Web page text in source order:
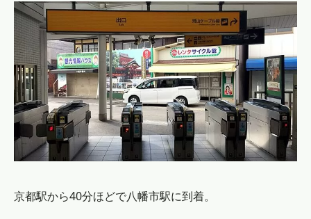
京都駅から40分ほどで八幡市駅に到着。